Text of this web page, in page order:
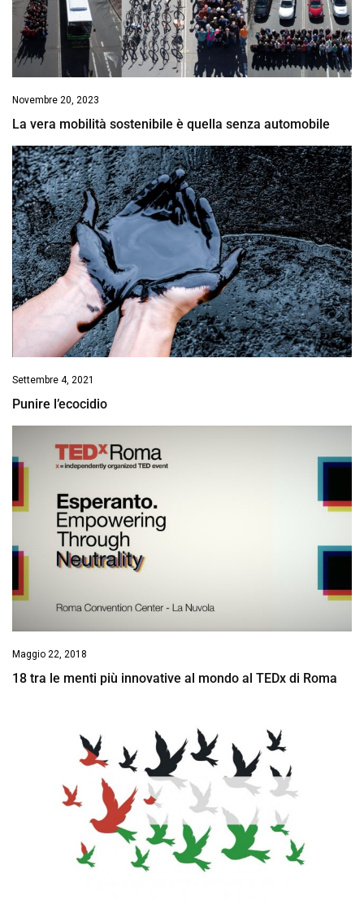
Novembre 20, 2023
La vera mobilità sostenibile è quella senza automobile
Settembre 4, 2021
Punire l’ecocidio
Maggio 22, 2018
18 tra le menti più innovative al mondo al TEDx di Roma